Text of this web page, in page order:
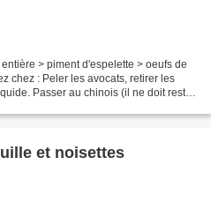
> piment d'espelette > oeufs de
chez : Peler les avocats, retirer les
Passer au chinois (il ne doit rester
et noisettes